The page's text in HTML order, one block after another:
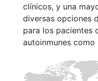
clínicos, y una
diversas opciones
para los pacientes
autoinmunes